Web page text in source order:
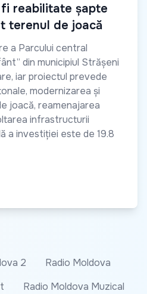
reabilitate șapte
terenul de joacă
a Parcului central
din municipiul Strășeni
iar proiectul prevede
modernizarea și
joacă, reamenajarea
infrastructurii
a investiției este de 19.8
2
Radio Moldova
Radio Moldova Muzical